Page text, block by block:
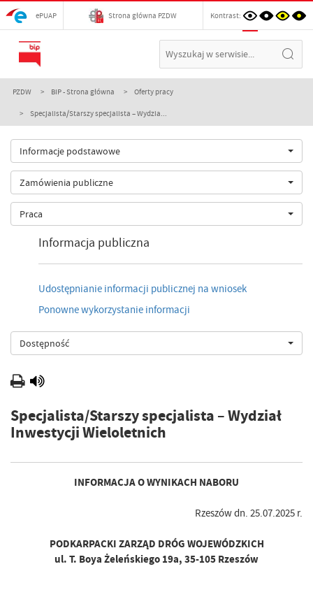
ePUAP Strona główna PZDW Kontrast:
PZDW BIP - Strona główna Oferty pracy
Specjalista/Starszy specjalista – Wydzia...
Informacje podstawowe
Zamówienia publiczne
Praca
Informacja publiczna
Udostępnianie informacji publicznej na wniosek
Ponowne wykorzystanie informacji
Dostępność
Specjalista/Starszy specjalista – Wydział
Inwestycji Wieloletnich
INFORMACJA O WYNIKACH NABORU
Rzeszów dn. 25.07.2025 r.
PODKARPACKI ZARZĄD DRÓG WOJEWÓDZKICH
ul. T. Boya Żeleńskiego 19a, 35-105 Rzeszów